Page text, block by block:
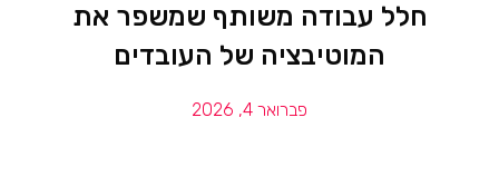
חלל עבודה משותף שמשפר את
המוטיבציה של העובדים
פברואר 4, 2026